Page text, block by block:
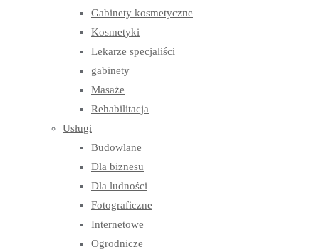
Gabinety kosmetyczne
Kosmetyki
Lekarze specjaliści
gabinety
Masaże
Rehabilitacja
Usługi
Budowlane
Dla biznesu
Dla ludności
Fotograficzne
Internetowe
Ogrodnicze